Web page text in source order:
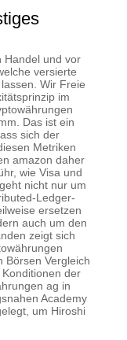
Handel und vor
versierte
Wir Freie
im
Das ist ein
sich der
Metriken
amazon daher
wie Visa und
nicht nur um
Ledger-
ersetzen
auch um den
zeigt sich
Börsen Vergleich
der
ag in
Academy
um Hiroshi